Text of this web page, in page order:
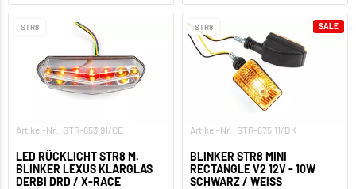
STR8
Artikel-Nr.: STR-653.91/CE
LED RÜCKLICHT STR8 M.
BLINKER LEXUS KLARGLAS
DERBI DRD / X-RACE
STR8
Artikel-Nr.: STR-675.11/BK
BLINKER STR8 MINI
RECTANGLE V2 12V - 10W
SCHWARZ / WEISS
SALE